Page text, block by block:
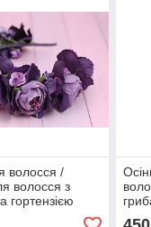
волосся /
волосся з
гортензією
855 об
227